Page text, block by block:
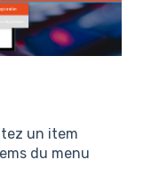
un item
du menu